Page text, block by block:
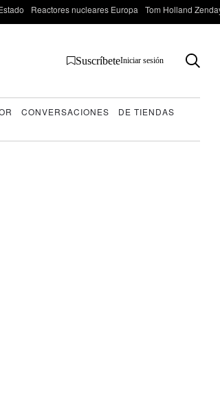
Reactores nucleares Europa Tom Holland
SuscríbeteIniciar sesión
CONVERSACIONES
DE TIENDAS